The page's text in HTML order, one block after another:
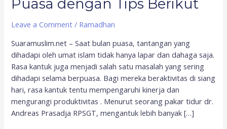
Puasa dengan Tips Berikut
Leave a Comment / Ramadhan
Suaramuslim.net – Saat bulan puasa, tantangan yang
dihadapi oleh umat islam tidak hanya lapar dan dahaga saja.
Rasa kantuk juga menjadi salah satu masalah yang sering
dihadapi selama berpuasa. Bagi mereka beraktivitas di siang
hari, rasa kantuk tentu mempengaruhi kinerja dan
mengurangi produktivitas . Menurut seorang pakar tidur dr.
Andreas Prasadja RPSGT, mengantuk lebih banyak […]